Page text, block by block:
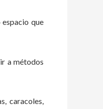
que
a métodos
caracoles,